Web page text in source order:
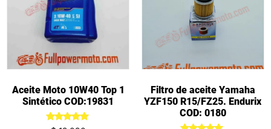
Aceite Moto 10W40 Top 1
Sintético COD:19831
Filtro de aceite Yamaha
YZF150 R15/FZ25. Endurix
COD: 0180